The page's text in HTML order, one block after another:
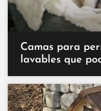
Camas para
lavables que